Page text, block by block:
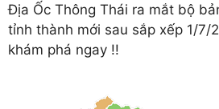
Địa Ốc Thông Thái ra mắt bộ
tỉnh thành mới sau sắp xếp 1/7/
khám phá ngay !!